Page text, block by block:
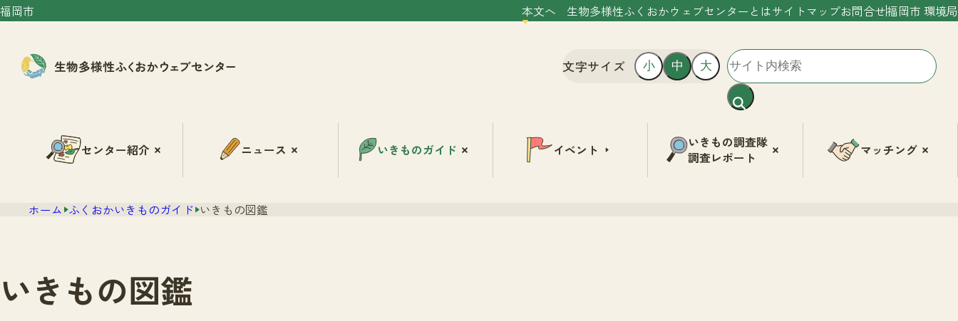
福岡市 本文へ 生物多様性ふくおかウェブセンターとはサイトマップお問合せ福岡市 環境局
文字サイズ 小 中 大
センター紹介 ニュース いきものガイド イベント
いきもの調査隊
調査レポート
マッチング
ホーム ふくおかいきものガイド いきもの図鑑
いきもの図鑑